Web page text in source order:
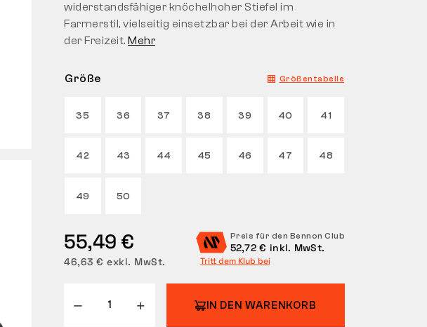
Größe Größentabelle
35 36 37 38 39 40 41
42 43 44 45 46 47 48
49 50
55,49 €
46,63 € exkl. MwSt.
Preis für den Bennon Club
52,72 € inkl. MwSt.
Tritt dem Klub bei
IN DEN WARENKORB
widerstandsfähiger knöchelhoher Stiefel im
Farmerstil, vielseitig einsetzbar bei der Arbeit wie in
der Freizeit. Mehr